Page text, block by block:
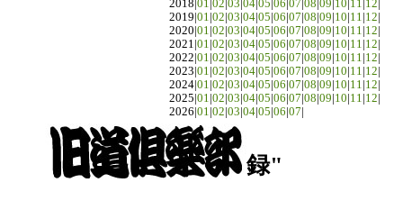
2018| 01 02 03 04 05 06 07 08 09 10 11 12
2019| 01 02 03 04 05 06 07 08 09 10 11 12
2020| 01 02 03 04 05 06 07 08 09 10 11 12
2021| 01 02 03 04 05 06 07 08 09 10 11 12
2022| 01 02 03 04 05 06 07 08 09 10 11 12
2023| 01 02 03 04 05 06 07 08 09 10 11 12
2024| 01 02 03 04 05 06 07 08 09 10 11 12
2025| 01 02 03 04 05 06 07 08 09 10 11 12
2026| 01 02 03 04 05 06 07
録"